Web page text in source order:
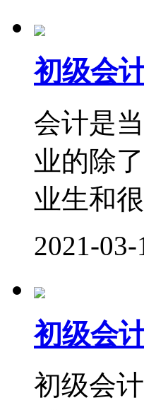
初级会
会计是
业的除
业生和
2021-03-
初级会
初级会